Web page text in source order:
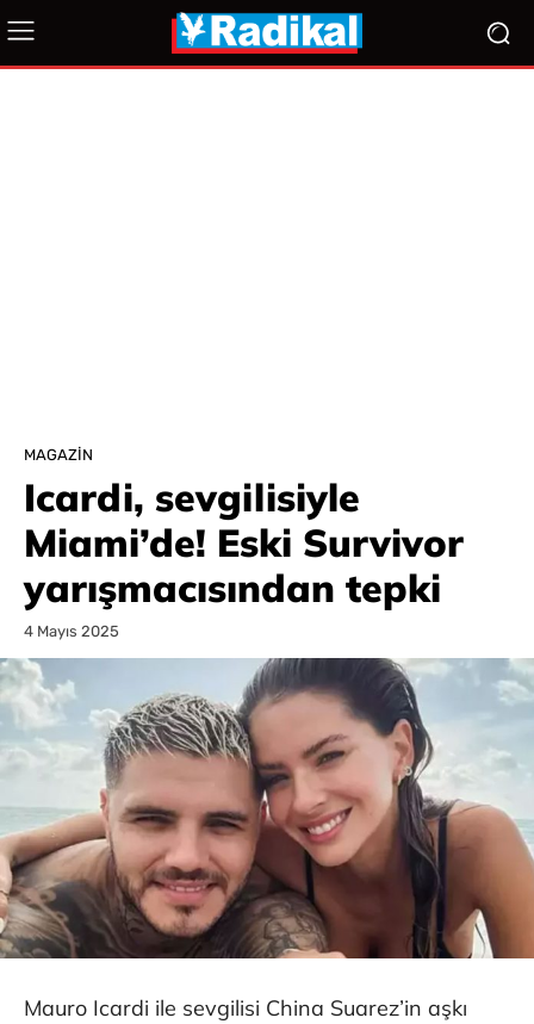
MAGAZIN
Icardi, sevgilisiyle
Miami’de! Eski Survivor
yarışmacısından tepki
4 Mayıs 2025
Mauro Icardi ile sevgilisi China Suarez’in aşkı